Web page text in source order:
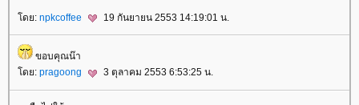
ดย: npkcoffee 19 กันยายน 2553 14:19:01 น.
ขอบคุณน๊า
ดย: pragoong 3 ตุลาคม 2553 6:53:25 น.